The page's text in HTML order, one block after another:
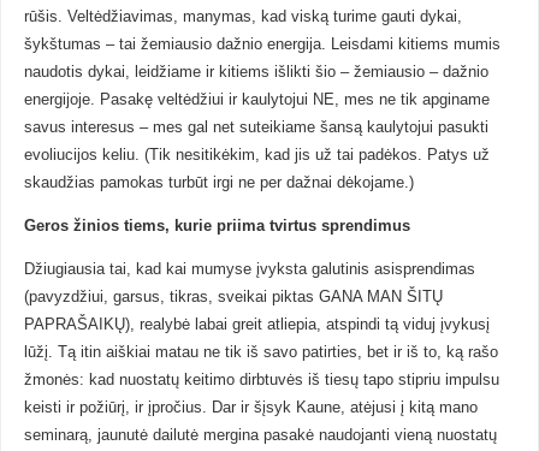
rūšis. Veltėdžiavimas, manymas, kad viską turime gauti dykai,
šykštumas – tai žemiausio dažnio energija. Leisdami kitiems mumis
naudotis dykai, leidžiame ir kitiems išlikti šio – žemiausio – dažnio
energijoje. Pasakę veltėdžiui ir kaulytojui NE, mes ne tik apginame
savus interesus – mes gal net suteikiame šansą kaulytojui pasukti
evoliucijos keliu. (Tik nesitikėkim, kad jis už tai padėkos. Patys už
skaudžias pamokas turbūt irgi ne per dažnai dėkojame.)
Geros žinios tiems, kurie priima tvirtus sprendimus
Džiugiausia tai, kad kai mumyse įvyksta galutinis asisprendimas
(pavyzdžiui, garsus, tikras, sveikai piktas GANA MAN ŠITŲ
PAPRAŠAIKŲ), realybė labai greit atliepia, atspindi tą viduj įvykusį
lūžį. Tą itin aiškiai matau ne tik iš savo patirties, bet ir iš to, ką rašo
žmonės: kad nuostatų keitimo dirbtuvės iš tiesų tapo stipriu impulsu
keisti ir požiūrį, ir įpročius. Dar ir šįsyk Kaune, atėjusi į kitą mano
seminarą, jaunutė dailutė mergina pasakė naudojanti vieną nuostatų